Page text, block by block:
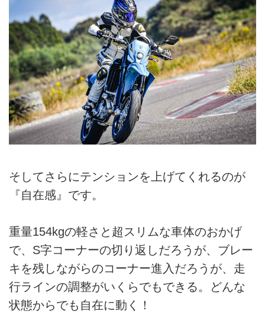
そしてさらにテンションを上げてくれるのが
『自在感』です。
重量154kgの軽さと超スリムな車体のおかげ
で、S字コーナーの切り返しだろうが、ブレー
キを残しながらのコーナー進入だろうが、走
行ラインの調整がいくらでもできる。どんな
状態からでも自在に動く！